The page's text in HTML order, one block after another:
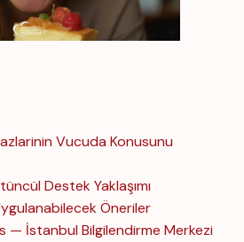
Vucuda Konusunu
Destek Yaklaşımı
Öneriler
— İstanbul Bilgilendirme Merkezi